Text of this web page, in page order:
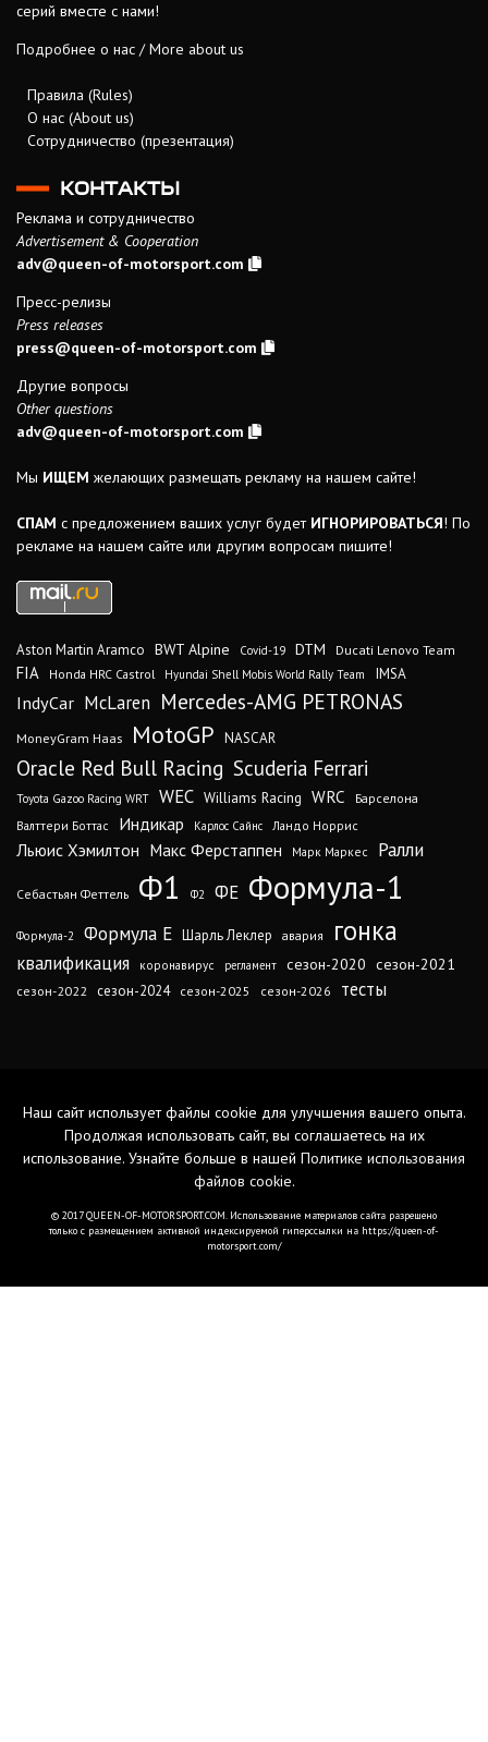
серий вместе с нами!
Подробнее о нас / More about us
Правила (Rules)
О нас (About us)
Сотрудничество (презентация)
КОНТАКТЫ
Реклама и сотрудничество
Advertisement & Cooperation
adv@queen-of-motorsport.com
Пресс-релизы
Press releases
press@queen-of-motorsport.com
Другие вопросы
Other questions
adv@queen-of-motorsport.com
Мы ИЩЕМ желающих размещать рекламу на нашем сайте!
СПАМ с предложением ваших услуг будет ИГНОРИРОВАТЬСЯ! По
рекламе на нашем сайте или другим вопросам пишите!
Aston Martin Aramco BWT Alpine Covid-19 DTM Ducati Lenovo Team
FIA Honda HRC Castrol Hyundai Shell Mobis World Rally Team IMSA
IndyCar McLaren Mercedes-AMG PETRONAS
MoneyGram Haas MotoGP NASCAR
Oracle Red Bull Racing Scuderia Ferrari
Toyota Gazoo Racing WRT WEC Williams Racing WRC
Барселона
Валттери Боттас
Индикар Карлос Сайнс Ландо Норрис
Льюис Хэмилтон Макс Ферстаппен Марк Маркес Ралли
Себастьян Феттель Ф1 Ф2 ФЕ Формула-1
Формула-2 Формула Е Шарль Леклер авария гонка
квалификация коронавирус регламент сезон-2020 сезон-2021
сезон-2022 сезон-2024 сезон-2025 сезон-2026 тесты
Наш сайт использует файлы cookie для улучшения вашего опыта.
Продолжая использовать сайт, вы соглашаетесь на их
использование. Узнайте больше в нашей Политике использования
файлов cookie.
© 2017 QUEEN-OF-MOTORSPORT.COM. Использование материалов сайта разрешено
только с размещением активной индексируемой гиперссылки на https://queen-of-
motorsport.com/